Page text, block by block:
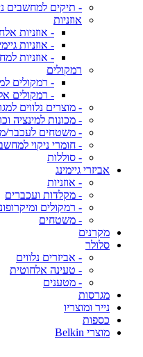
- תיקים למחשבים
אוזניות
- אוזניות
- אוזניות
- אוזניות
רמקולים
- רמקולים
- רמקולים
- מוצרים נלווים
- מכונות למינציה
- משטחים לעכבר/
- חומרי ניקוי
- סוללות
אביזרי גיימינג
- אוזניות
- מקלדות ועכברים
- רמקולים
- משטחים
מקרנים
סלולר
- אביזרים נלווים
- טעינה אלחוטית
- מטענים
מגרסות
נייר ומוצריו
כספות
מוצרי Belkin